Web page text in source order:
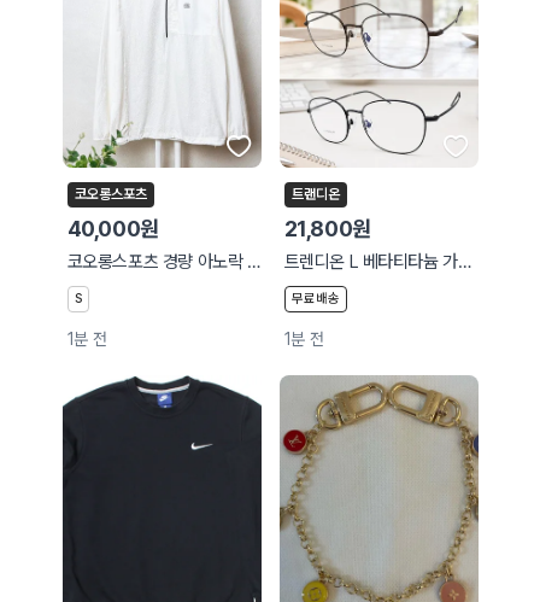
코오롱스포츠
40,000원
코오롱스포츠 경량 아노락 바람막이
S
1분 전
트랜디온
21,800원
트렌디온 L 베타티타늄 가벼운 데일리 안경테 P-7OOD 3칼라 새제품
무료배송
1분 전